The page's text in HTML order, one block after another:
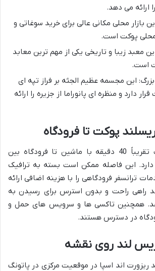
ارائه می دهد.
بازار محلی مکانی عالی برای خرید سوغاتی و
پوکت است.
معبد زیبا و تاریخی یکی از مهم ترین معابد
است.
این مجسمه عظیم الجثه بر فراز تپه ای
دارد و منظره ای پانوراما از جزیره را ارائه
پوکت تا فرودگاه
هتل گریسلند پوکت تقریباً 40 دقیقه با ماشین تا فرودگاه بین
دارد. این فاصله ممکن است بسته به ترافیک
ترانسفر فرودگاهی را با هزینه اضافی ارائه
راهی راحت و بدون استرس برای رسیدن به
همچنین تاکسی ها و سرویس های حمل و
در دسترس هستند.
لند روی نقشه
اند اسپا در موقعیت مرکزی در پاتونگ